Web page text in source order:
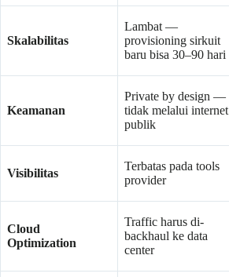
Skalabilitas
Lambat —
provisioning sirkuit
baru bisa 30–90 hari
Keamanan
Private by design —
tidak melalui internet
publik
Visibilitas
Terbatas pada tools
provider
Cloud
Optimization
Traffic harus di-
backhaul ke data
center